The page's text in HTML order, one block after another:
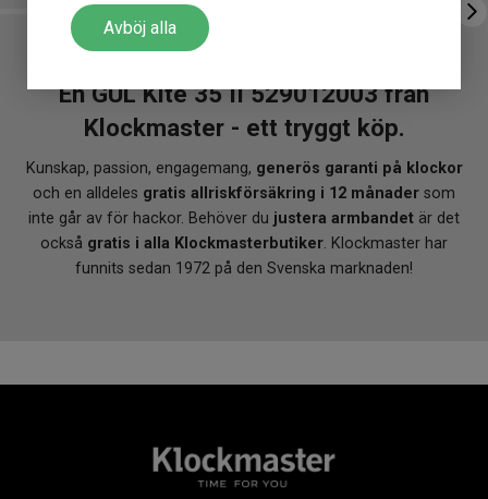
Avböj alla
En GUL Kite 35 II 529012003 från
Klockmaster - ett tryggt köp.
Kunskap, passion, engagemang, generös garanti på klockor
och en alldeles gratis allriskförsäkring i 12 månader som
inte går av för hackor. Behöver du justera armbandet är det
också gratis i alla Klockmasterbutiker. Klockmaster har
funnits sedan 1972 på den Svenska marknaden!